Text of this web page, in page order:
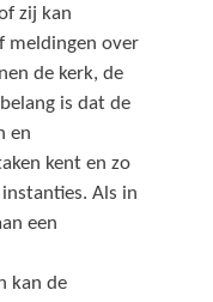
zij kan
meldingen over
de kerk, de
is dat de
en
kent en zo
Als in
een
kan de